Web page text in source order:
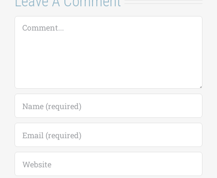
Leave A Comment
Comment